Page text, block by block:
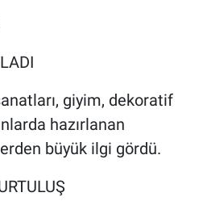
giyim, dekoratif
hazırlanan
büyük ilgi gördü.